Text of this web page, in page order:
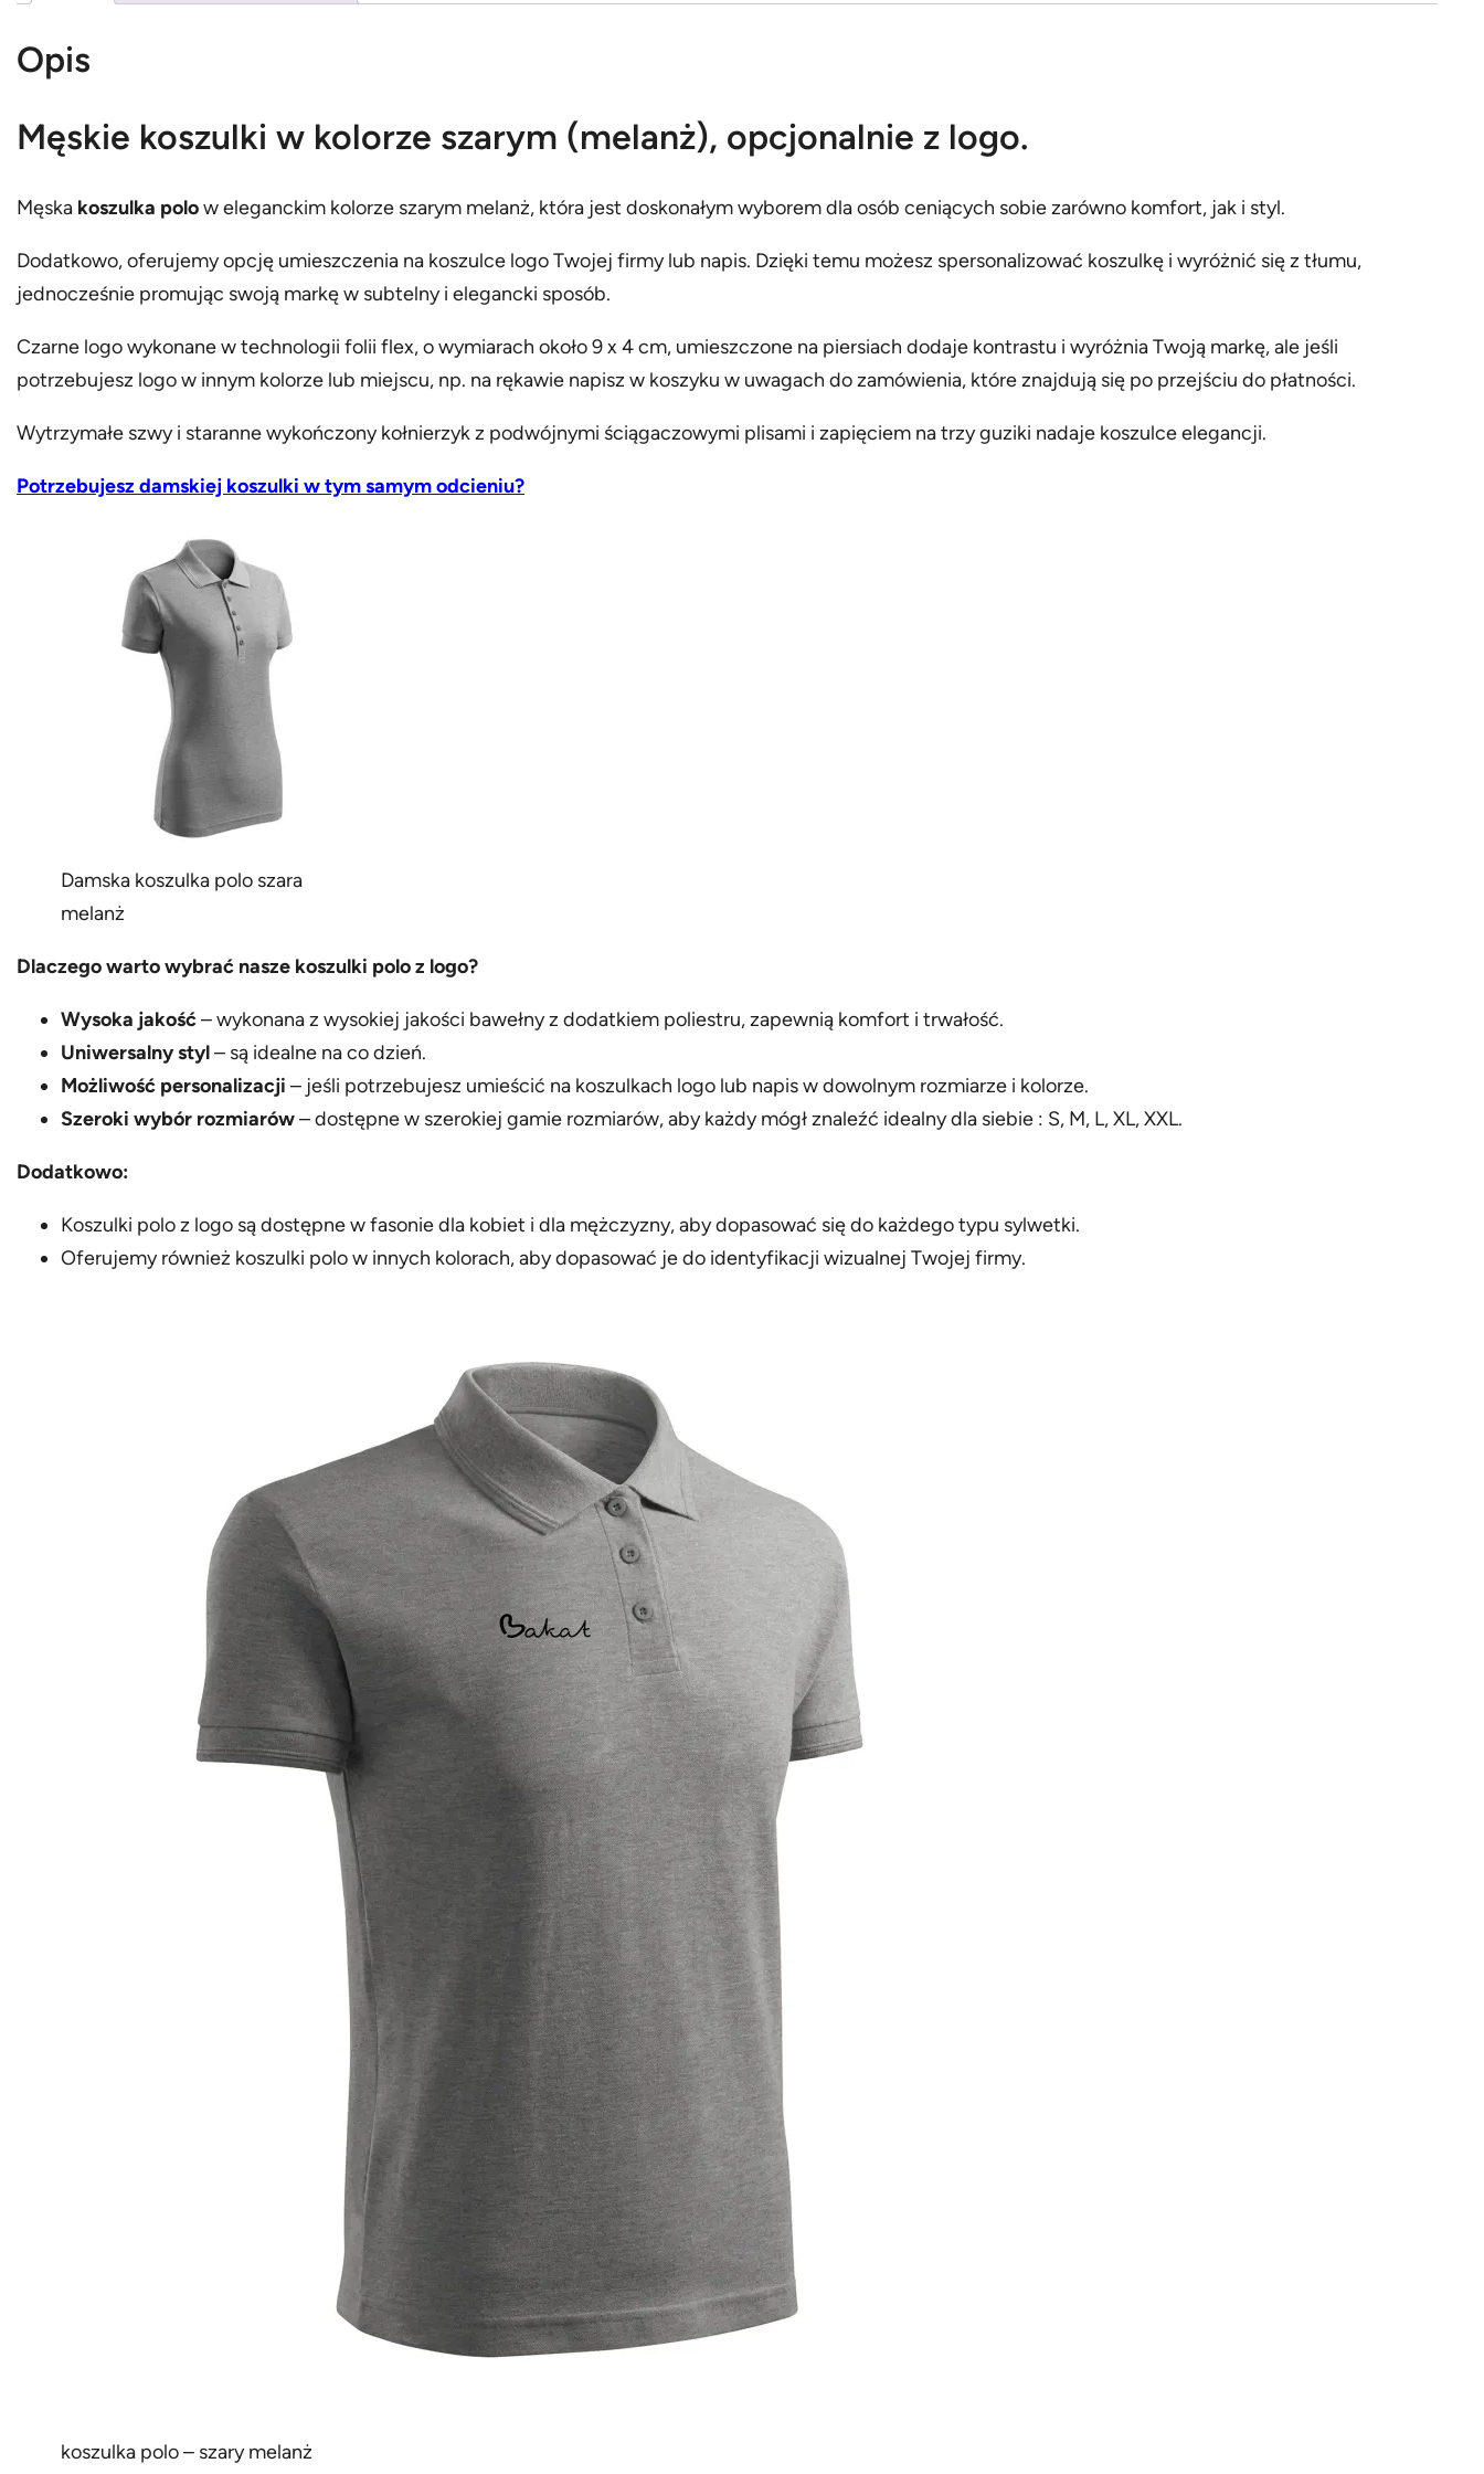
Opis
Męskie koszulki w kolorze szarym (melanż), opcjonalnie z logo.
Męska koszulka polow eleganckim kolorze szarym melanż, która jest doskonałym wyborem dla osób ceniących sobie zarówno komfort, jak i styl.
Dodatkowo, oferujemy opcję umieszczenia na koszulce logo Twojej firmy lub napis. Dzięki temu możesz spersonalizować koszulkę i wyróżnić się z tłumu,
jednocześnie promując swoją markę w subtelny i elegancki sposób.
Czarne logo wykonane w technologii folii flex, o wymiarach około 9 x 4 cm, umieszczone na piersiach dodaje kontrastu i wyróżnia Twoją markę, ale jeśli
potrzebujesz logo w innym kolorze lub miejscu, np. na rękawie napisz w koszyku w uwagach do zamówienia, które znajdują się po przejściu do płatności.
Wytrzymałe szwy i staranne wykończony kołnierzyk z podwójnymi ściągaczowymi plisami i zapięciem na trzy guziki nadaje koszulce elegancji.
Potrzebujesz damskiej koszulki w tym samym odcieniu?
Damska koszulka polo szara
melanż
Dlaczego warto wybrać nasze koszulki polo z logo?
Wysoka jakość– wykonana z wysokiej jakości bawełny z dodatkiem poliestru, zapewnią komfort i trwałość.
Uniwersalny styl– są idealne na co dzień.
Możliwość personalizacji – jeśli potrzebujesz umieścić na koszulkach logo lub napis w dowolnym rozmiarze i kolorze.
Szeroki wybór rozmiarów– dostępne w szerokiej gamie rozmiarów, aby każdy mógł znaleźć idealny dla siebie : S, M, L, XL, XXL.
Dodatkowo:
Koszulki polo z logo są dostępne w fasonie dla kobiet i dla mężczyzny, aby dopasować się do każdego typu sylwetki.
Oferujemy również koszulki polo w innych kolorach, aby dopasować je do identyfikacji wizualnej Twojej firmy.
koszulka polo – szary melanż